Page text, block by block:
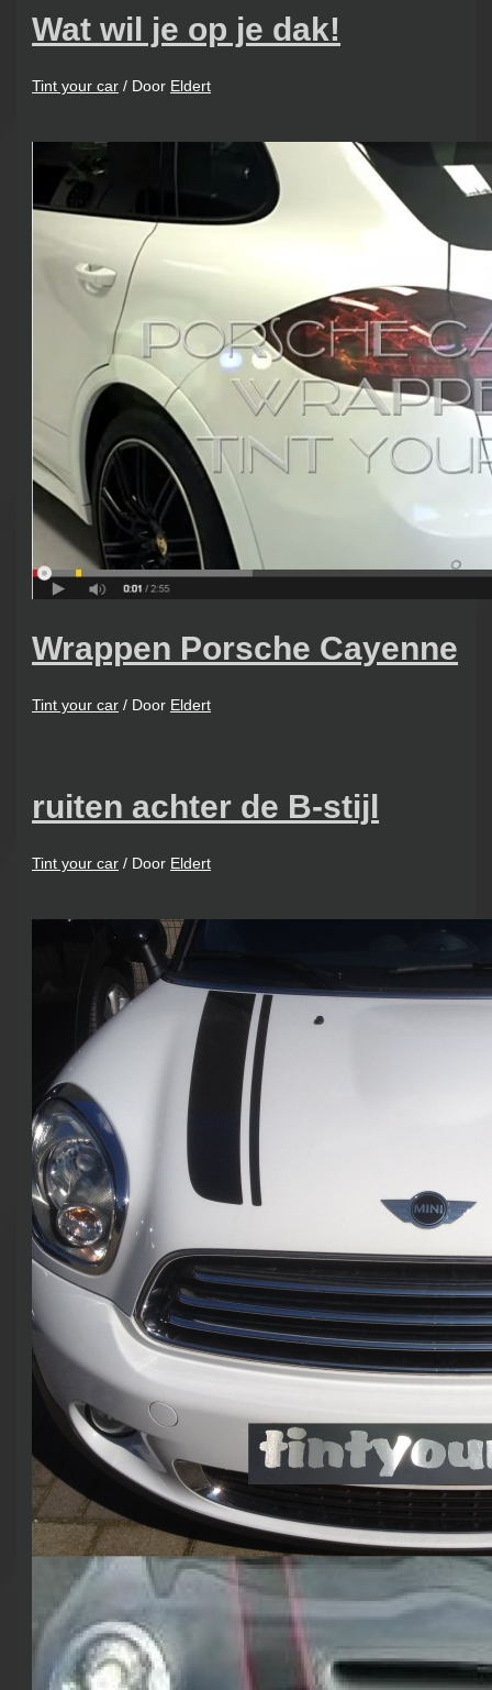
Wat wil je op je dak!
Tint your car / Door Eldert
Wrappen Porsche Cayenne
Tint your car / Door Eldert
ruiten achter de B-stijl
Tint your car / Door Eldert